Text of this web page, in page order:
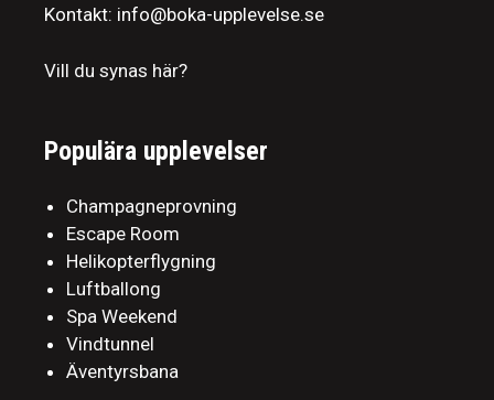
Kontakt: info@boka-upplevelse.se
Vill du synas här?
Populära upplevelser
Champagneprovning
Escape Room
Helikopterflygning
Luftballong
Spa Weekend
Vindtunnel
Äventyrsbana